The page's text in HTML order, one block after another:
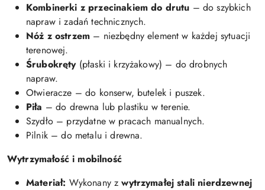
Kombinerki z przecinakiem do drutu – do szybkich
napraw i zadań technicznych.
Nóż z ostrzem – niezbędny element w każdej sytuacji
terenowej.
Śrubokręty(płaski i krzyżakowy) – do drobnych
napraw.
Otwieracze – do konserw, butelek i puszek.
Piła – do drewna lub plastiku w terenie.
Szydło – przydatne w pracach manualnych.
Pilnik – do metalu i drewna.
Wytrzymałość i mobilność
Materiał: Wykonany zwytrzymałej stali nierdzewnej